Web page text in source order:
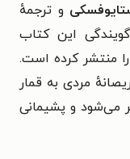
و ترجمهٔ
گویندگی این کتاب
منتشر کرده است.
مردی به قمار
می‌شود و پشیمانی